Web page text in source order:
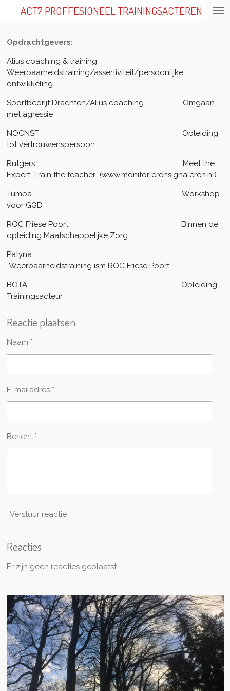
de
ACT7 PROFFESIONEEL TRAININGSACTEREN
Opdrachtgevers:
Alius coaching & training
Weerbaarheidstraining/assertiviteit/persoonlijke
ontwikkeling
Sportbedrijf Drachten/Alius coaching Omgaan
met agressie
NOCNSF Opleiding
tot vertrouwenspersoon
Rutgers Meet the
Expert: Train the teacher (www.monitorlerensignaleren.nl)
Tumba Workshop
voor GGD
ROC Friese Poort Binnen de
opleiding Maatschappelijke Zorg
Patyna
Weerbaarheidstraining ism ROC Friese Poort
BOTA
Opleiding
Trainingsacteur
Reactie plaatsen
Naam *
E-mailadres *
Bericht *
Verstuur reactie
Reacties
Er zijn geen reacties geplaatst.